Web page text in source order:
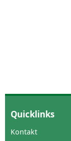
Quicklinks
Kontakt